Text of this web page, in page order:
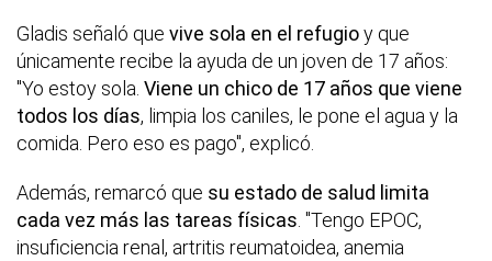
Gladis señaló que vive sola en el refugioy que
únicamente recibe la ayuda de un joven de 17 años:
"Yo estoy sola. Viene un chico de 17 años que viene
todos los días, limpia los caniles, le pone el agua y la
comida. Pero eso es pago", explicó.
Además, remarcó que su estado de salud limita
cada vez más las tareas físicas. "Tengo EPOC,
insuficiencia renal, artritis reumatoidea, anemia